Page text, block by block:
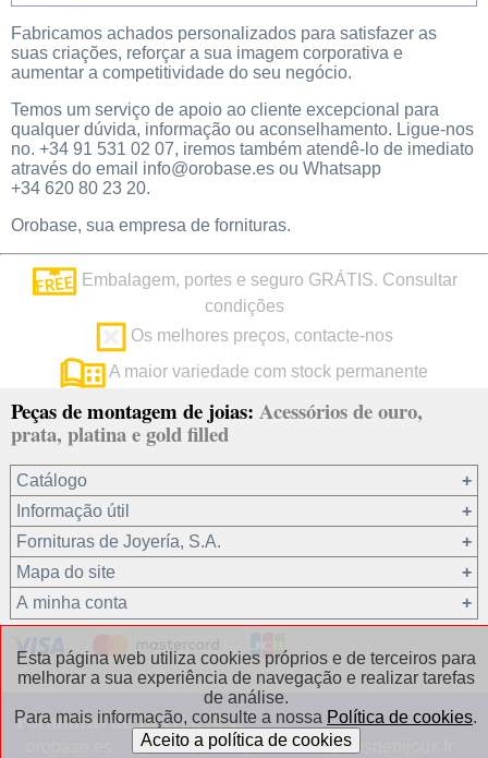
Fabricamos achados personalizados para satisfazer as
suas criações, reforçar a sua imagem corporativa e
aumentar a competitividade do seu negócio.
Temos um serviço de apoio ao cliente excepcional para
qualquer dúvida, informação ou aconselhamento. Ligue-nos
no. +34 91 531 02 07, iremos também atendê-lo de imediato
através do email info@orobase.es ou Whatsapp
+34 620 80 23 20.
Orobase, sua empresa de fornituras.
Embalagem, portes e seguro GRÁTIS. Consultar
condições
Os melhores preços, contacte-nos
A maior variedade com stock permanente
Peças de montagem de joias: Acessórios de ouro,
prata, platina e gold filled
Catálogo
Ouro 18 kt
Ouro 9 kt
Platina 22.8 kt
Prata 925
Outros materiais
Correntes de gold filled
Informação útil
Fornituras de Joyería, S.A.
Quem somos?
condições de venda
Política de cookies
Contacto / Onde estamos
Perguntas frequentes
Mapa do site
A minha conta
Recuperar password
Fornituras de Joyería, S.A.
jewelryfindings.eu appretsdebijoux.fr
Esta página web utiliza cookies próprios e de terceiros para
melhorar a sua experiência de navegação e realizar tarefas
de análise.
Para mais informação, consulte a nossa Política de cookies.